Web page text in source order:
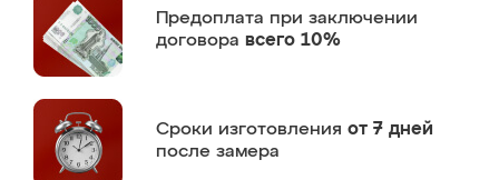
Предоплата при заключении
договора всего 10%
Сроки изготовления от 7 дней
после замера